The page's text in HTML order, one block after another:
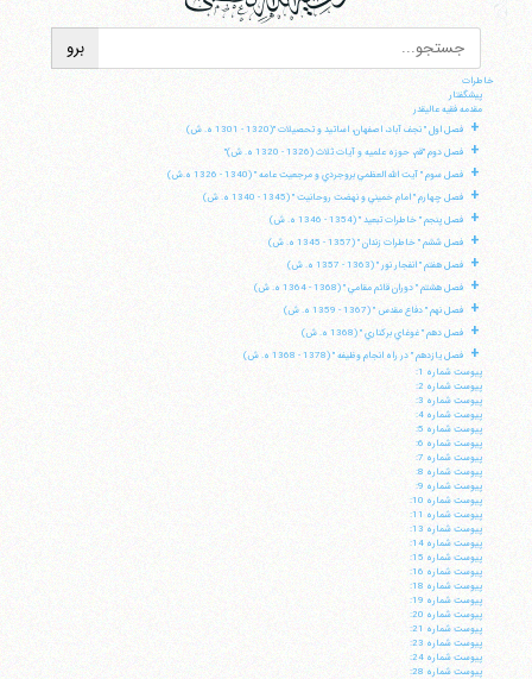
خاطرات
پيشگفتار
مقدمه فقيه عاليقدر
+ فصل اول " نجف آباد، اصفهان، اساتيد و تحصيلات "(1320 - 1301 ه. ش)
+ فصل دوم "قم، حوزه علميه و آيات ثلاث (1326 - 1320 ه. ش)"
+ فصل سوم " آيت الله العظمي بروجردي و مرجعيت عامه " (1340 - 1326 ه.ش)
+ فصل چهارم " امام خميني و نهضت روحانيت " (1345 - 1340 ه. ش)
+ فصل پنجم " خاطرات تبعيد " (1354 - 1346 ه. ش)
+ فصل ششم " خاطرات زندان " (1357 - 1345 ه. ش)
+ فصل هفتم " انفجار نور " (1363 - 1357 ه. ش)
+ فصل هشتم " دوران قائم مقامي " (1368 - 1364 ه. ش)
+ فصل نهم " دفاع مقدس " (1367 - 1359 ه. ش)
+ فصل دهم " غوغاي بركناري " (1368 ه. ش)
+
فصل يازدهم " در راه انجام وظيفه " (1378 - 1368 ه. ش)
پيوست شماره 1:
پيوست شماره 2:
پيوست شماره 3:
پيوست شماره 4:
پيوست شماره 5:
پيوست شماره 6:
پيوست شماره 7:
پيوست شماره 8:
پيوست شماره 9:
پيوست شماره 10:
پيوست شماره 11:
پيوست شماره 13:
پيوست شماره 14:
پيوست شماره 15:
پيوست شماره 16:
پيوست شماره 18:
پيوست شماره 19:
پيوست شماره 20:
پيوست شماره 21:
پيوست شماره 23:
پيوست شماره 24:
پيوست شماره 28: